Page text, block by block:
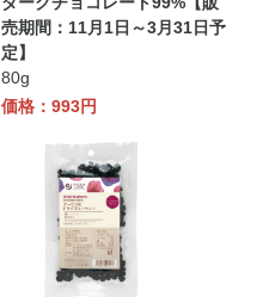
売期間：11月1日～3月31日予
定】
80g
価格：993円